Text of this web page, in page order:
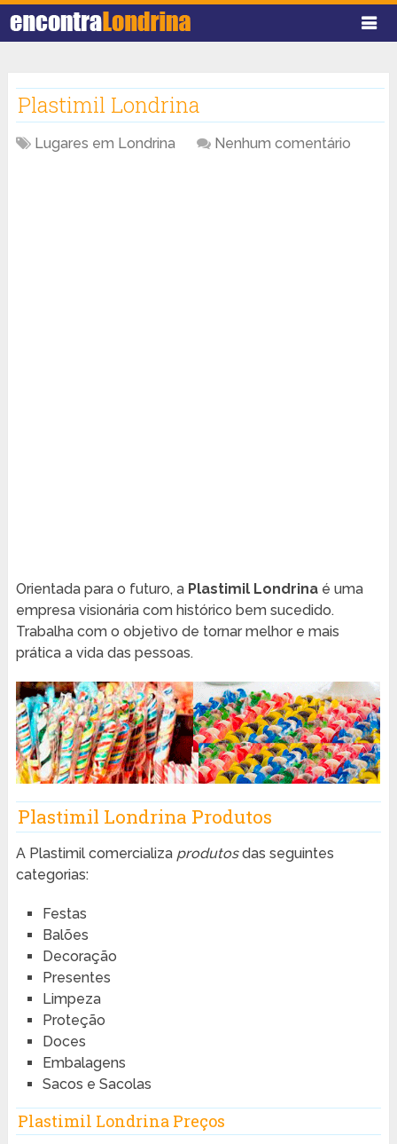
Plastimil Londrina
Lugares em Londrina Nenhum comentário
Orientada para o futuro, a Plastimil Londrinaé uma
empresa visionária com histórico bem sucedido.
Trabalha com o objetivo de tornar melhor e mais
prática a vida das pessoas.
Plastimil Londrina Produtos
A Plastimil comercializa produtosdas seguintes
categorias:
Festas
Balões
Decoração
Presentes
Limpeza
Proteção
Doces
Embalagens
Sacos e Sacolas
Plastimil Londrina Preços